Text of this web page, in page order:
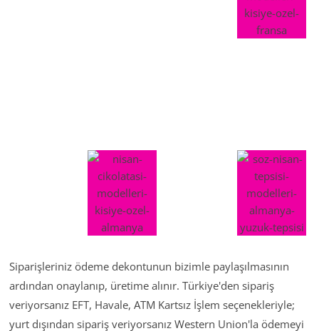
Siparişleriniz ödeme dekontunun bizimle paylaşılmasının
ardından onaylanıp, üretime alınır. Türkiye'den sipariş
veriyorsanız EFT, Havale, ATM Kartsız İşlem seçenekleriyle;
yurt dışından sipariş veriyorsanız Western Union'la ödemeyi